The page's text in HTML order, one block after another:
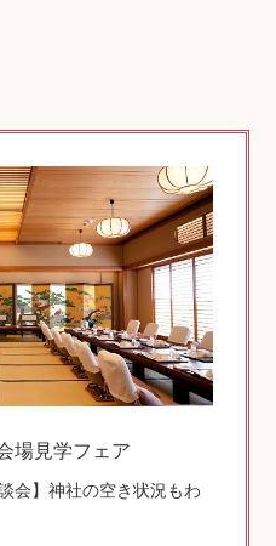
場見学フェア
会】神社の空き状況もわ